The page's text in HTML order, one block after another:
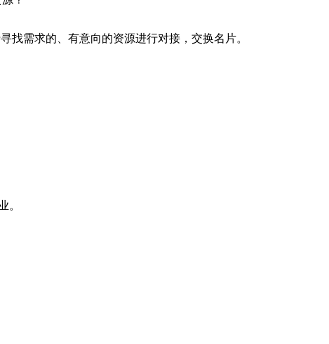
找需求的、有意向的资源进行对接，交换名片。
。